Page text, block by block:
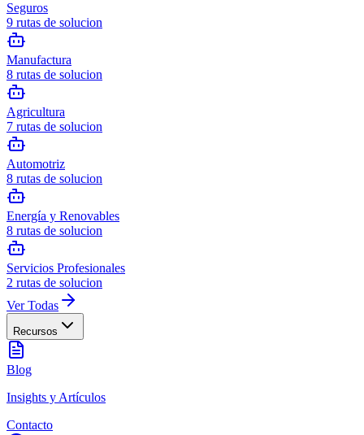
Seguros
9 rutas de solucion
Manufactura
8 rutas de solucion
Agricultura
7 rutas de solucion
Automotriz
8 rutas de solucion
Energía y Renovables
8 rutas de solucion
Servicios Profesionales
2 rutas de solucion
Ver Todas
Recursos
Blog
Insights y Artículos
Contacto